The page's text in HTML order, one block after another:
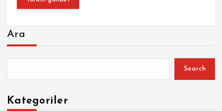
Ara
Search
Kategoriler